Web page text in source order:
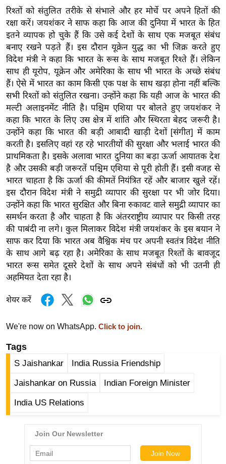
व
र्ल्ड
न्यू
ज
ब्री
फ
म
नो
रं
ज
न
ज
ग
त
बॉ
ली
वु
ड
हॉ
ली
वु
ल्म
मी
क्षा
e
रिश्तों को संतुलित तरीके से संभाले और हर मोर्चे पर अपने हितों की
रक्षा करें। जयशंकर ने साफ कहा कि आज की दुनिया में भारत के हित
इतने व्यापक हो चुके हैं कि उसे कई देशों के साथ एक मजबूत संबंध
बनाए रखने पड़ते हैं। इस दौरान यूक्रेन युद्ध का भी जिक्र करते हुए
विदेश मंत्री ने कहा कि भारत के रूस के साथ मजबूत रिश्ते हैं। लेकिन
साथ ही यूरोप, यूक्रेन और अमेरिका के साथ भी भारत के अच्छे संबंध
हैं। ऐसे में भारत का काम किसी एक पक्ष के साथ खड़ा होना नहीं बल्कि
सभी रिश्तों को संतुलित रखना। उन्होंने कहा कि यही आज के भारत की
मल्टी अलाइनमेंट नीति है। पश्चिम एशिया पर बोलते हुए जयशंकर ने
कहा कि भारत के लिए उस क्षेत्र में शांति और स्थिरता बेहद जरूरी है।
उन्होंने कहा कि भारत की बड़ी आबादी खाड़ी देशों [संगीत] में काम
करती है। इसलिए वहां रह रहे भारतीयों की सुरक्षा और भलाई भारत की
प्राथमिकता है। इसके अलावा भारत दुनिया का बड़ा ऊर्जा आयातक देश
है और उसकी बड़ी जरूरतें पश्चिम एशिया से पूरी होती हैं। इसी वजह से
भारत चाहता है कि ऊर्जा की कीमतें नियंत्रित रहें और बाजार खुले रहें।
इस दौरान विदेश मंत्री ने समुद्री व्यापार की सुरक्षा पर भी जोर दिया।
उन्होंने कहा कि भारत सुरक्षित और बिना रुकावट वाले समुद्री व्यापार का
समर्थन करता है और चाहता है कि अंतरराष्ट्रीय व्यापार पर किसी तरह
की पाबंदी ना लगे। कुल मिलाकर विदेश मंत्री जयशंकर के इस बयान ने
साफ कर दिया कि भारत अब वैश्विक मंच पर अपनी स्वतंत्र विदेश नीति
के साथ आगे बढ़ रहा है। अमेरिका के साथ मजबूत रिश्तों के बावजूद
भारत रूस समेत दूसरे देशों के साथ अपने संबंधों को भी उतनी ही
अहमियत देता रहा है।
शेयर करें
We're now on WhatsApp. Click to join.
Tags
S Jaishankar India Russia Friendship
Jaishankar on Russia Indian Foreign Minister
India US Relations